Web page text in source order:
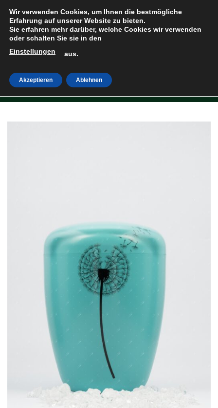
Inhalt
springen
HOME
Wir verwenden Cookies, um Ihnen die bestmögliche
Erfahrung auf unserer Website zu bieten.
Sie erfahren mehr darüber, welche Cookies wir verwenden
oder schalten Sie sie in den
Einstellungen
aus.
Akzeptieren Ablehnen